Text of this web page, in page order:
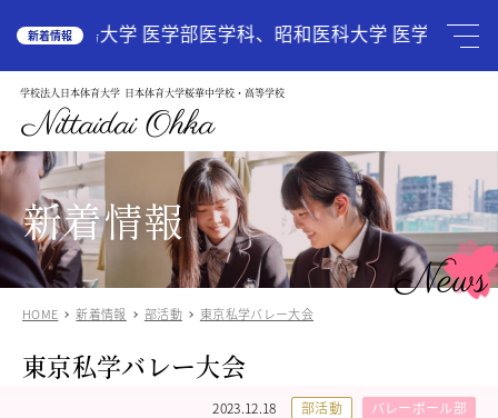
新着情報
広島大学 医学部医学科、昭和医科大学 医学部医学
学校法人日本体育大学 日本体育大学桜華中学校・高等学校
Nittaidai Ohka
HOME
学校案内
教育理念
ご挨拶
グランドデザイン
施設紹介
学校紹介動画
アクセス
受験生の方へ Admission
中学入試関連
高校入試関係
新着情報
News
HOME 新着情報 部活動 東京私学バレー大会
東京私学バレー大会
2023.12.18 部活動 バレーボール部